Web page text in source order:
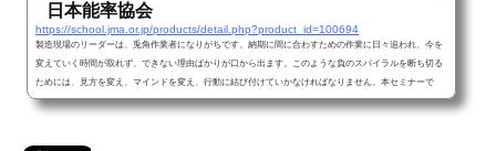
日本能率協会
https://school.jma.or.jp/products/detail.php?product_id=100694
製造現場のリーダーは、兎角作業者になりがちです。納期に間に合わすための作業に日々追われ、今を
変えていく時間が取れず、できない理由ばかりが口から出ます。このような負のスパイラルを断ち切る
ためには、見方を変え、マインドを変え、行動に結び付けていかなければなりません。本セミナーで
は、このような見える化を7つの視点でとらえ、現場のマネジメント力を高めるスキルやノウハウを、分